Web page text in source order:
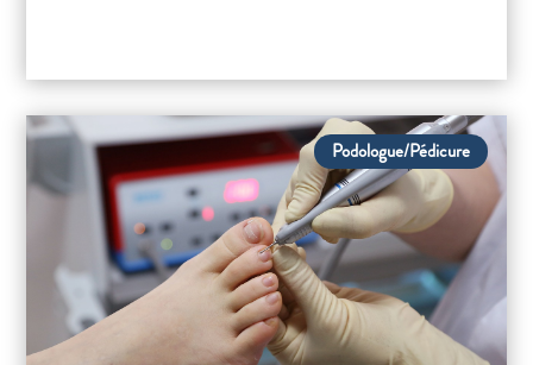
Podologue/Pédicure